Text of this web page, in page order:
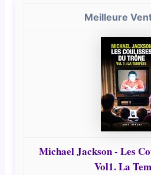
Michael Jackson - Les
Vol1. La